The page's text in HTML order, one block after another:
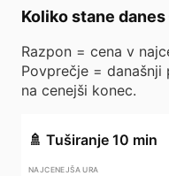
Koliko stane danes
Razpon = cena v
Povprečje = današnji
na cenejši konec.
🚿 Tuširanje 10 min